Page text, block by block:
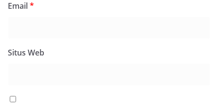
Email*
Situs Web